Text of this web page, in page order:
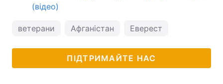
(відео)
ветерани Афганістан Еверест
ПІДТРИМАЙТЕ НАС